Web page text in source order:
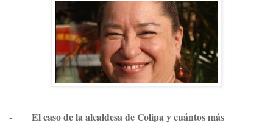
- El caso de la alcaldesa de Colipa y cuántos más